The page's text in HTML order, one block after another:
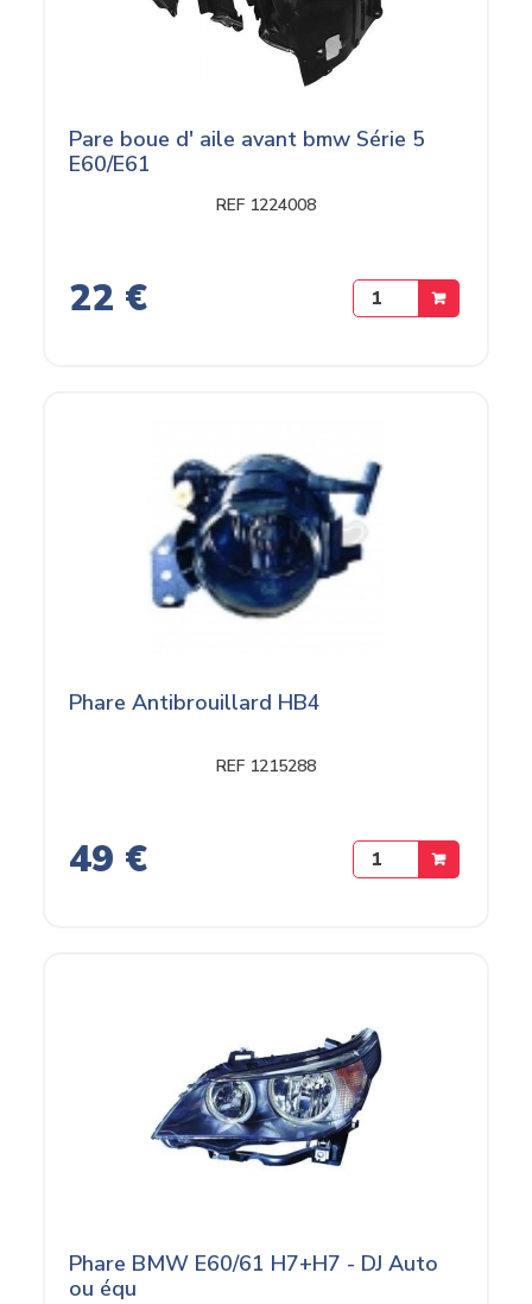
Pare boue d' aile avant bmw Série 5
E60/E61
REF 1224008
22 €
Phare Antibrouillard HB4
REF 1215288
49 €
Phare BMW E60/61 H7+H7 - DJ Auto
ou équ